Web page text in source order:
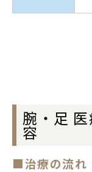
腕・足
容
■治療の流れ